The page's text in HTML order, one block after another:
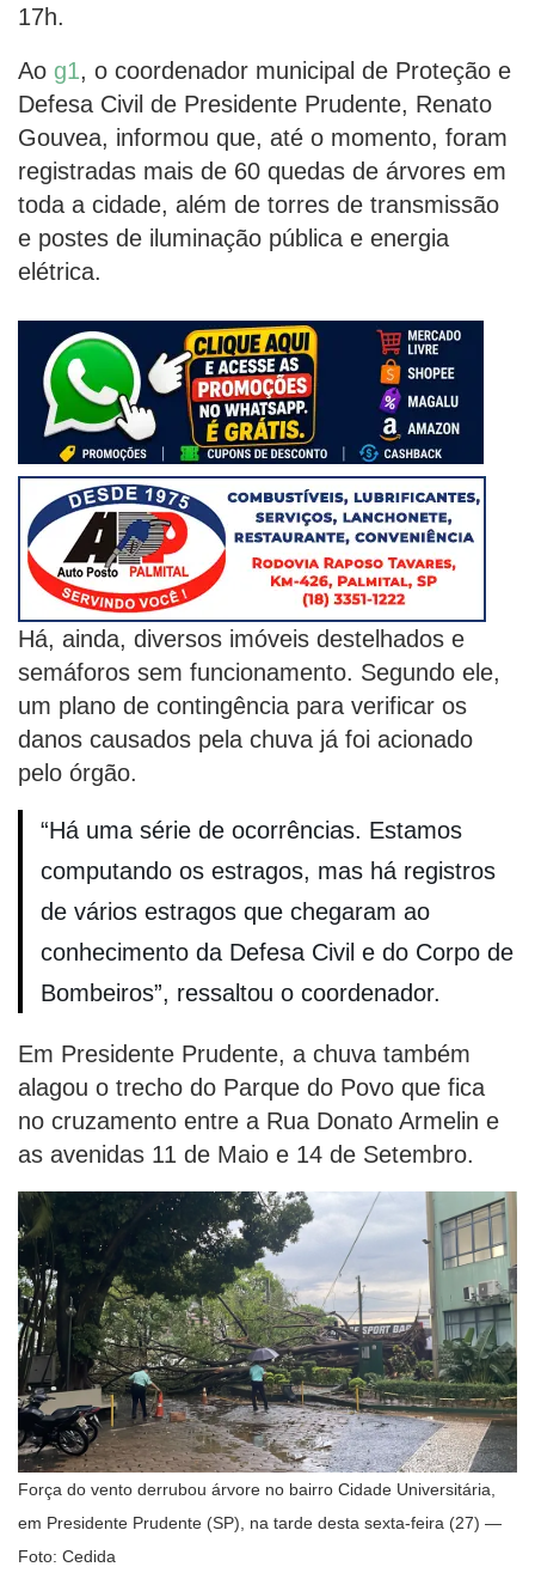
17h.
Ao g1, o coordenador municipal de Proteção e
Defesa Civil de Presidente Prudente, Renato
Gouvea, informou que, até o momento, foram
registradas mais de 60 quedas de árvores em
toda a cidade, além de torres de transmissão
e postes de iluminação pública e energia
elétrica.
Há, ainda, diversos imóveis destelhados e
semáforos sem funcionamento. Segundo ele,
um plano de contingência para verificar os
danos causados pela chuva já foi acionado
pelo órgão.
“Há uma série de ocorrências. Estamos
computando os estragos, mas há registros
de vários estragos que chegaram ao
conhecimento da Defesa Civil e do Corpo de
Bombeiros”, ressaltou o coordenador.
Em Presidente Prudente, a chuva também
alagou o trecho do Parque do Povo que fica
no cruzamento entre a Rua Donato Armelin e
as avenidas 11 de Maio e 14 de Setembro.
Força do vento derrubou árvore no bairro Cidade Universitária,
em Presidente Prudente (SP), na tarde desta sexta-feira (27) —
Foto: Cedida